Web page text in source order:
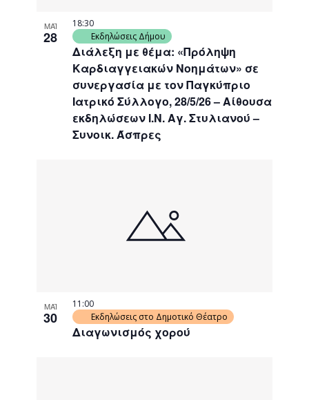
ΜΑΪ
28
Διάλεξη με θέμα: «Πρόληψη
Καρδιαγγειακών Νοημάτων» σε
συνεργασία με τον Παγκύπριο
Ιατρικό Σύλλογο, 28/5/26 – Αίθουσα
εκδηλώσεων Ι.Ν. Αγ. Στυλιανού –
Συνοικ. Άσπρες
18:30
Εκδηλώσεις Δήμου
ΜΑΪ
30
Διαγωνισμός χορού
11:00
Εκδηλώσεις στο Δημοτικό Θέατρο